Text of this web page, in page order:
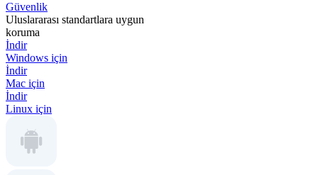
Güvenlik
Uluslararası standartlara uygun
koruma
İndir
Windows için
İndir
Mac için
İndir
Linux için